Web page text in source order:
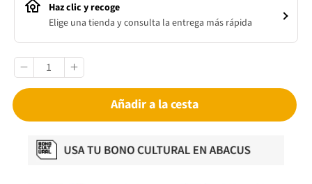
Haz clic y recoge
Elige una tienda y consulta la entrega más rápida
Añadir a la cesta